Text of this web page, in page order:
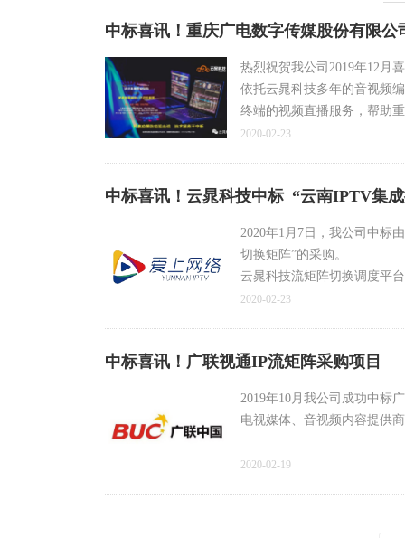
中标喜讯！重庆广电数字传媒股份有限
热烈祝贺我公司2019年12
依托云晁科技多年的音视频
终端的视频直播服务，帮助
2020-02-23
中标喜讯！云晁科技中标 “云南IPTV集
2020年1月7日，我公司中标
切换矩阵”的采购。
云晁科技流矩阵切换调度平
高密度、全兼容、IP 化、高
2020-02-23
中标喜讯！广联视通IP流矩阵采购项目
2019年10月我公司成功中标
电视媒体、音视频内容提供
2020-02-19